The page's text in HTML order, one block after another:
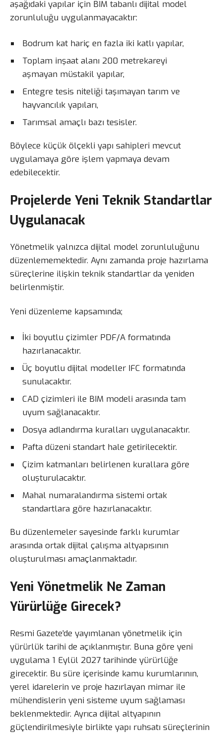
aşağıdaki yapılar için BIM tabanlı dijital model
zorunluluğu uygulanmayacaktır:
Bodrum kat hariç en fazla iki katlı yapılar,
Toplam inşaat alanı 200 metrekareyi
aşmayan müstakil yapılar,
Entegre tesis niteliği taşımayan tarım ve
hayvancılık yapıları,
Tarımsal amaçlı bazı tesisler.
Böylece küçük ölçekli yapı sahipleri mevcut
uygulamaya göre işlem yapmaya devam
edebilecektir.
Projelerde Yeni Teknik Standartlar
Uygulanacak
Yönetmelik yalnızca dijital model zorunluluğunu
düzenlememektedir. Aynı zamanda proje hazırlama
süreçlerine ilişkin teknik standartlar da yeniden
belirlenmiştir.
Yeni düzenleme kapsamında;
İki boyutlu çizimler PDF/A formatında
hazırlanacaktır.
Üç boyutlu dijital modeller IFC formatında
sunulacaktır.
CAD çizimleri ile BIM modeli arasında tam
uyum sağlanacaktır.
Dosya adlandırma kuralları uygulanacaktır.
Pafta düzeni standart hale getirilecektir.
Çizim katmanları belirlenen kurallara göre
oluşturulacaktır.
Mahal numaralandırma sistemi ortak
standartlara göre hazırlanacaktır.
Bu düzenlemeler sayesinde farklı kurumlar
arasında ortak dijital çalışma altyapısının
oluşturulması amaçlanmaktadır.
Yeni Yönetmelik Ne Zaman
Yürürlüğe Girecek?
Resmi Gazete’de yayımlanan yönetmelik için
yürürlük tarihi de açıklanmıştır. Buna göre yeni
uygulama 1 Eylül 2027 tarihinde yürürlüğe
girecektir. Bu süre içerisinde kamu kurumlarının,
yerel idarelerin ve proje hazırlayan mimar ile
mühendislerin yeni sisteme uyum sağlaması
beklenmektedir. Ayrıca dijital altyapının
güçlendirilmesiyle birlikte yapı ruhsatı süreçlerinin